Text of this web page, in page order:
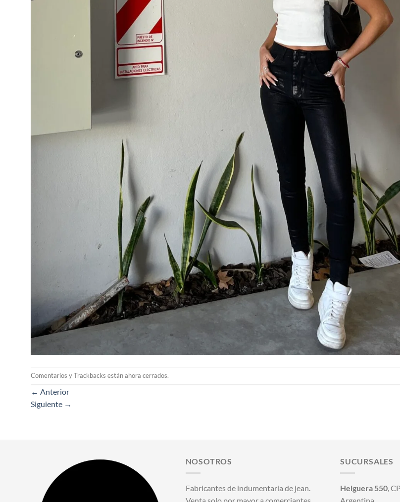
Comentarios y Trackbacks están ahora cerrados.
← Anterior
Siguiente →
NOSOTROS
Fabricantes de indumentaria de jean.
SUCURSALES
Helguera 550,